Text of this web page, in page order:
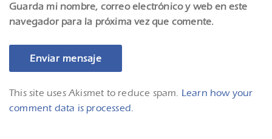
Guarda mi nombre, correo electrónico y web en este
navegador para la próxima vez que comente.
This site uses Akismet to reduce spam. Learn how your
comment data is processed.